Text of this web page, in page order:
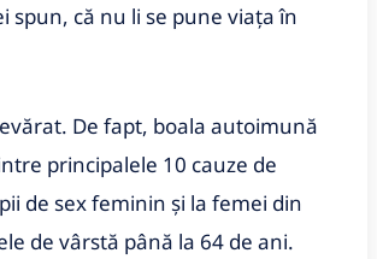
spun, că nu li se pune viața în
De fapt, boala autoimună
principalele 10 cauze de
de sex feminin și la femei din
de vârstă până la 64 de ani.